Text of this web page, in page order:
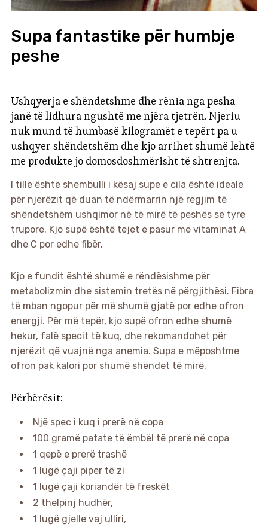
Supa fantastike për humbje
peshe
Ushqyerja e shëndetshme dhe rënia nga pesha
janë të lidhura ngushtë me njëra tjetrën. Njeriu
nuk mund të humbasë kilogramët e tepërt pa u
ushqyer shëndetshëm dhe kjo arrihet shumë lehtë
me produkte jo domosdoshmërisht të shtrenjta.
I tillë është shembulli i kësaj supe e cila është ideale
për njerëzit që duan të ndërmarrin një regjim të
shëndetshëm ushqimor në të mirë të peshës së tyre
trupore. Kjo supë është tejet e pasur me vitaminat A
dhe C por edhe fibër.
Kjo e fundit është shumë e rëndësishme për
metabolizmin dhe sistemin tretës në përgjithësi. Fibra
të mban ngopur për më shumë gjatë por edhe ofron
energji. Për më tepër, kjo supë ofron edhe shumë
hekur, falë specit të kuq, dhe rekomandohet për
njerëzit që vuajnë nga anemia. Supa e mëposhtme
ofron pak kalori por shumë shëndet të mirë.
Përbërësit:
Një spec i kuq i prerë në copa
100 gramë patate të ëmbël të prerë në copa
1 qepë e prerë trashë
1 lugë çaji piper të zi
1 lugë çaji koriandër të freskët
2 thelpinj hudhër,
1 lugë gjelle vaj ulliri,